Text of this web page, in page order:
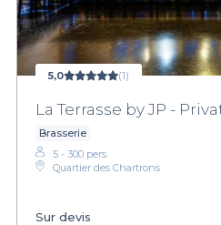
5,0 (1)
La Terrasse by JP -
Brasserie
5 - 300 pers.
Quartier des Chartrons
Sur devis